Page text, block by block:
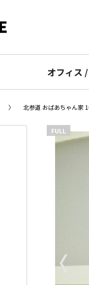
オフィス /
北参道 おばあちゃん家
〈
FULL